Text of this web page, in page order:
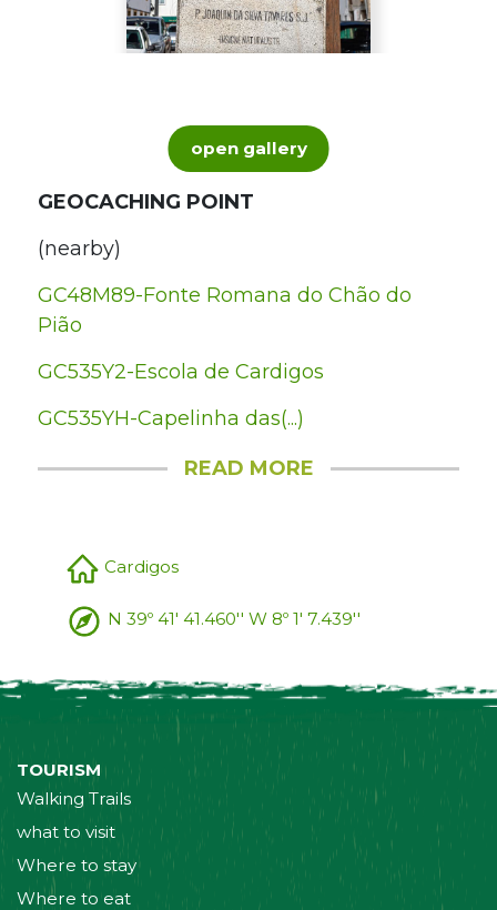
open gallery
GEOCACHING POINT
(nearby)
GC48M89-Fonte Romana do Chão do
Pião
GC535Y2-Escola de Cardigos
GC535YH-Capelinha das(...)
READ MORE
Cardigos
N 39º 41' 41.460'' W 8º 1' 7.439''
TOURISM
Walking Trails
what to visit
Where to stay
Where to eat